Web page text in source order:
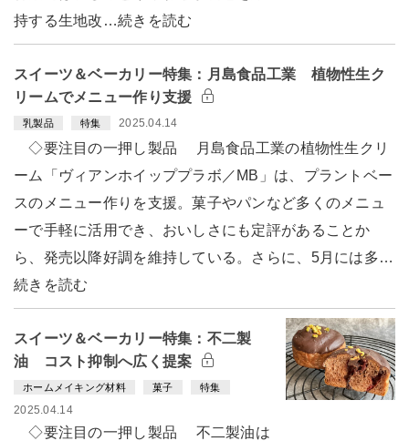
持する生地改…続きを読む
スイーツ＆ベーカリー特集：月島食品工業 植物性生ク
リームでメニュー作り支援
乳製品 特集 2025.04.14
◇要注目の一押し製品 月島食品工業の植物性生クリ
ーム「ヴィアンホイッププラボ／MB」は、プラントベー
スのメニュー作りを支援。菓子やパンなど多くのメニュ
ーで手軽に活用でき、おいしさにも定評があることか
ら、発売以降好調を維持している。さらに、5月には多…
続きを読む
スイーツ＆ベーカリー特集：不二製
油 コスト抑制へ広く提案
ホームメイキング材料 菓子 特集
2025.04.14
◇要注目の一押し製品 不二製油は